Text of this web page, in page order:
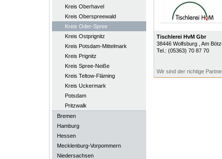
Kreis Oberhavel
Kreis Oberspreewald
Kreis Oder-Spree
Kreis Ostprignitz
Kreis Potsdam-Mittelmark
Kreis Prignitz
Kreis Spree-Neiße
Kreis Teltow-Fläming
Kreis Uckermark
Potsdam
Pritzwalk
Bremen
Hamburg
Hessen
Mecklenburg-Vorpommern
Niedersachsen
Tischlerei HvM Gbr
38446 Wolfsburg
, Am
Tel.: (05363) 70 87 70
Wir sind der richtige